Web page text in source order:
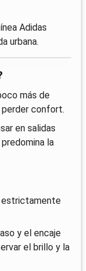
Adidas
urbana.
más de
perder confort.
en salidas
la
estrictamente
y el encaje
el brillo y la